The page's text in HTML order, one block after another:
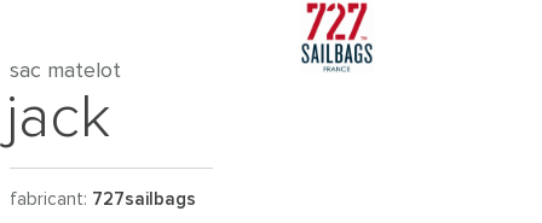
sac matelot
jack
fabricant: 727sailbags